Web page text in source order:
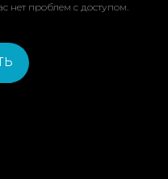
нет проблем с доступом.